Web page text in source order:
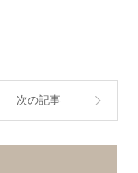
次の記事